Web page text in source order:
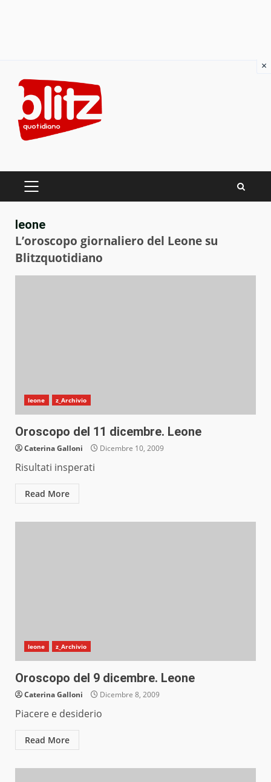
content
PRIMARY
leone
L’oroscopo giornaliero del Leone su
Blitzquotidiano
leone z_Archivio
Oroscopo del 11 dicembre. Leone
Caterina Galloni Dicembre 10, 2009
Risultati insperati
Read More
leone z_Archivio
Oroscopo del 9 dicembre. Leone
Caterina Galloni Dicembre 8, 2009
Piacere e desiderio
Read More
×